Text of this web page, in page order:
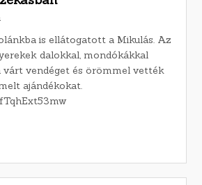
is ellátogatott a Mikulás. Az
dalokkal, mondókákkal
várt vendéget és örömmel vették
ajándékokat.